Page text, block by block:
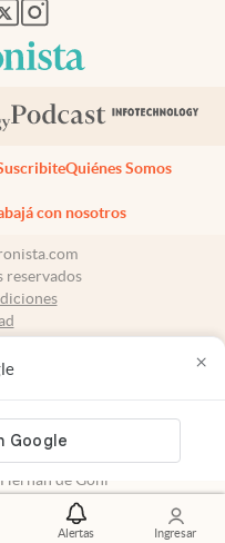
Alertas Ingresar
×
pestaña
nueva pestaña
en nueva pestaña
abre en nueva pestaña
abre en nueva pestaña
Quiénes Somos
con nosotros
reservados
3270
de Goñi